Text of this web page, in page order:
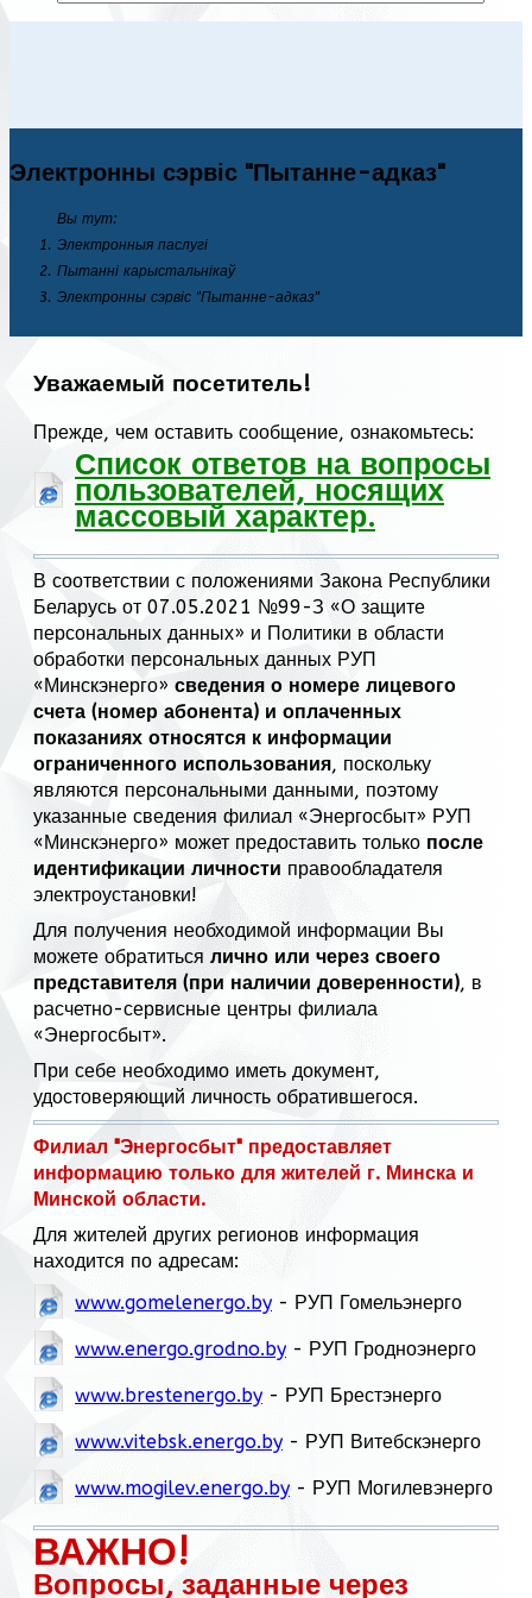
Электронны сэрвіс "Пытанне-адказ"
Вы тут:
Электронныя паслугі
Пытанні карыстальнікаў
Электронны сэрвіс "Пытанне-адказ"
Уважаемый посетитель!
Прежде, чем оставить сообщение, ознакомьтесь:
Список ответов на вопросы
пользователей, носящих
массовый характер.
В соответствии с положениями Закона Республики
Беларусь от 07.05.2021 №99-З «О защите
персональных данных» и Политики в области
обработки персональных данных РУП
«Минскэнерго» сведения о номере лицевого
счета (номер абонента) и оплаченных
показаниях относятся к информации
ограниченного использования, поскольку
являются персональными данными, поэтому
указанные сведения филиал «Энергосбыт» РУП
«Минскэнерго» может предоставить только после
идентификации личности правообладателя
электроустановки!
Для получения необходимой информации Вы
можете обратиться лично или через своего
представителя (при наличии доверенности), в
расчетно-сервисные центры филиала
«Энергосбыт».
При себе необходимо иметь документ,
удостоверяющий личность обратившегося.
Филиал "Энергосбыт" предоставляет
информацию только для жителей г. Минска и
Минской области.
Для жителей других регионов информация
находится по адресам:
www.gomelenergo.by - РУП Гомельэнерго
www.energo.grodno.by - РУП Гродноэнерго
www.brestenergo.by - РУП Брестэнерго
www.vitebsk.energo.by - РУП Витебскэнерго
www.mogilev.energo.by - РУП Могилевэнерго
ВАЖНО!
Вопросы, заданные через